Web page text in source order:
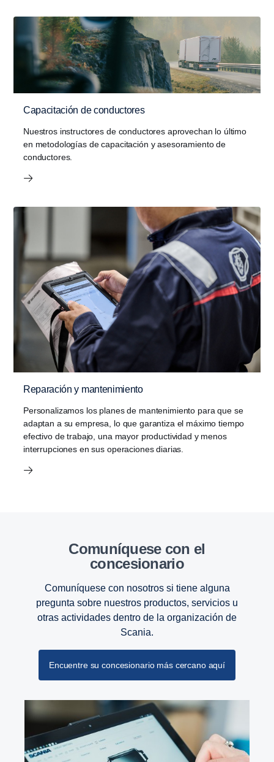
Capacitación de conductores
Nuestros instructores de conductores aprovechan lo último
en metodologías de capacitación y asesoramiento de
conductores.
Reparación y mantenimiento
Personalizamos los planes de mantenimiento para que se
adaptan a su empresa, lo que garantiza el máximo tiempo
efectivo de trabajo, una mayor productividad y menos
interrupciones en sus operaciones diarias.
Comuníquese con el
concesionario
Comuníquese con nosotros si tiene alguna
pregunta sobre nuestros productos, servicios u
otras actividades dentro de la organización de
Scania.
Encuentre su concesionario más cercano aquí